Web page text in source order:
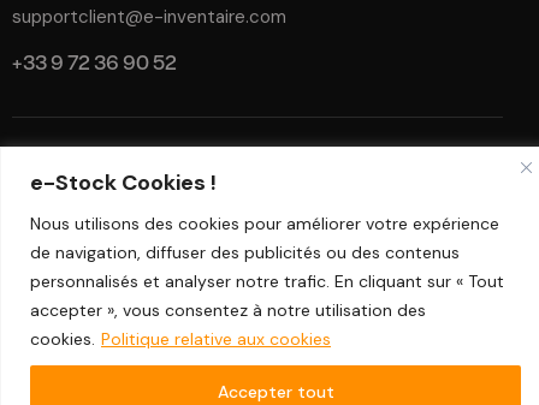
e-Stock Cookies !
Nous utilisons des cookies pour améliorer votre expérience
de navigation, diffuser des publicités ou des contenus
personnalisés et analyser notre trafic. En cliquant sur « Tout
accepter », vous consentez à notre utilisation des
cookies. Politique relative aux cookies
Accepter tout
supportclient@e-inventaire.com
+33 9 72 36 90 52
e-Stock © 2026. Propulsed by KY-SOLUTIONS